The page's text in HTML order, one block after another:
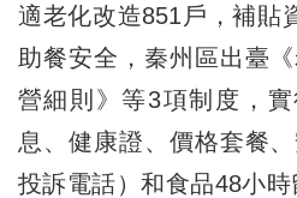
適老化改造851戶，補貼
助餐安全，秦州區出臺
營細則》等3項制度，
息、健康證、價格套餐
投訴電話）和食品48小